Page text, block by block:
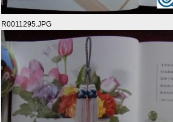
R0011295.JPG